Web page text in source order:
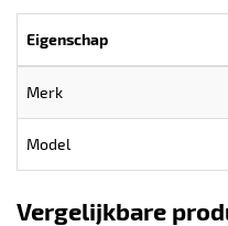
Eigenschap
Merk
Model
Vergelijkbare